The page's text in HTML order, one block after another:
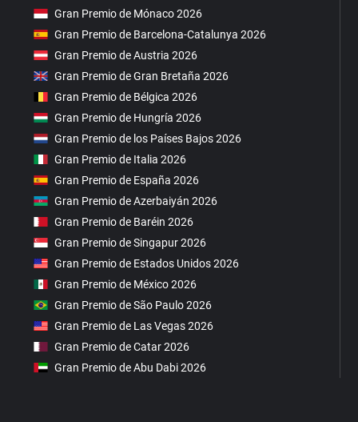
Gran Premio de Mónaco 2026
Gran Premio de Barcelona-Catalunya 2026
Gran Premio de Austria 2026
Gran Premio de Gran Bretaña 2026
Gran Premio de Bélgica 2026
Gran Premio de Hungría 2026
Gran Premio de los Países Bajos 2026
Gran Premio de Italia 2026
Gran Premio de España 2026
Gran Premio de Azerbaiyán 2026
Gran Premio de Baréin 2026
Gran Premio de Singapur 2026
Gran Premio de Estados Unidos 2026
Gran Premio de México 2026
Gran Premio de São Paulo 2026
Gran Premio de Las Vegas 2026
Gran Premio de Catar 2026
Gran Premio de Abu Dabi 2026